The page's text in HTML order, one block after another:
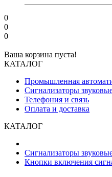
0
0
0
Ваша корзина пуста!
КАТАЛОГ
Промышленная
Сигнализаторы
Телефония и связь
Оплата и доставка
КАТАЛОГ
Сигнализаторы
Кнопки включения